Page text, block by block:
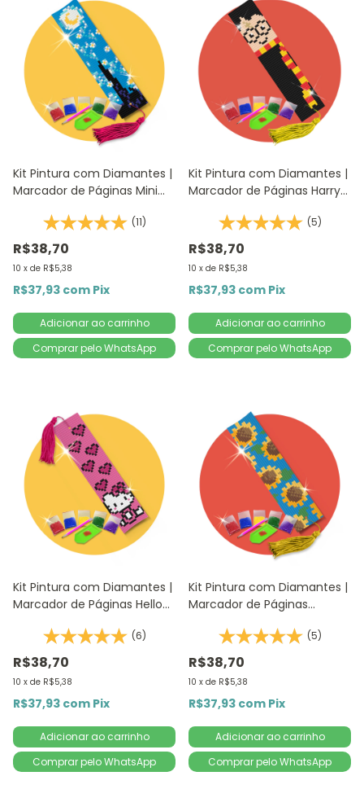
Kit Pintura com Diamantes |
Marcador de Páginas Mini
4,2x18,9cm - Diamante
Redondo | Diamond Paint
(11)
R$38,70
10 x de R$5,38
R$37,93 com Pix
Comprar pelo WhatsApp
Kit Pintura com Diamantes |
Marcador de Páginas Harry
Redondo | Diamond Painting
DIY
(5)
R$38,70
10 x de R$5,38
R$37,93 com Pix
Comprar pelo WhatsApp
Kit Pintura com Diamantes |
Marcador de Páginas Hello
Diamante Redondo |
Diamond Painting DIY
(6)
R$38,70
10 x de R$5,38
R$37,93 com Pix
Comprar pelo WhatsApp
Kit Pintura com Diamantes |
Marcador de Páginas
Diamante Redondo |
Diamond Painting
(5)
R$38,70
10 x de R$5,38
R$37,93 com Pix
Comprar pelo WhatsApp